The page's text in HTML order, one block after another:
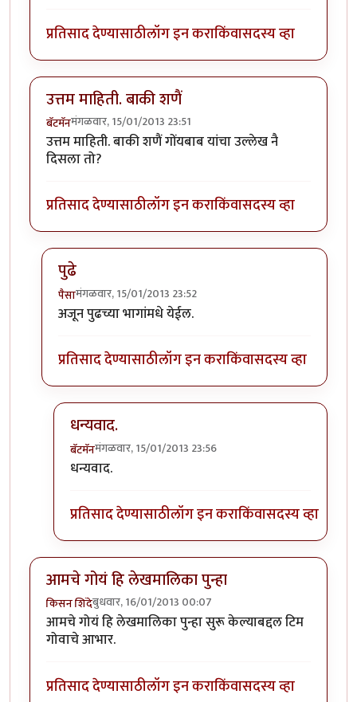
प्रतिसाद देण्यासाठीलॉग इन कराकिंवासदस्य व्हा
उत्तम माहिती. बाकी शणैं
बॅटमॅनमंगळवार, 15/01/2013 23:51
उत्तम माहिती. बाकी शणैं गोंयबाब यांचा उल्लेख नै
दिसला तो?
प्रतिसाद देण्यासाठीलॉग इन कराकिंवासदस्य व्हा
पुढे
पैसामंगळवार, 15/01/2013 23:52
In reply toउत्तम माहिती. बाकी शणैं
अजून पुढच्या भागांमधे येईल.
प्रतिसाद देण्यासाठीलॉग इन कराकिंवासदस्य व्हा
धन्यवाद.
बॅटमॅनमंगळवार, 15/01/2013 23:56
In reply to
धन्यवाद.
प्रतिसाद देण्यासाठीलॉग इन कराकिंवासदस्य व्हा
आमचे गोयं हि लेखमालिका पुन्हा
किसन शिंदेबुधवार, 16/01/2013 00:07
आमचे गोयं हि लेखमालिका पुन्हा सुरू केल्याबद्दल टिम
गोवाचे आभार.
प्रतिसाद देण्यासाठीलॉग इन कराकिंवासदस्य व्हा